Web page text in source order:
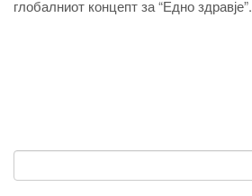
глобалниот концепт за “Едно здравје”.
Search
Пребарување